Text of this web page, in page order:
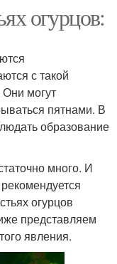
огурцов:
с такой
могут
пятнами. В
образование
много. И
огурцов
представляем
явления.